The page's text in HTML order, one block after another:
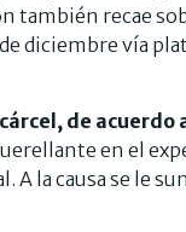
también recae
diciembre vía
de acuerdo
en el
A la causa se le